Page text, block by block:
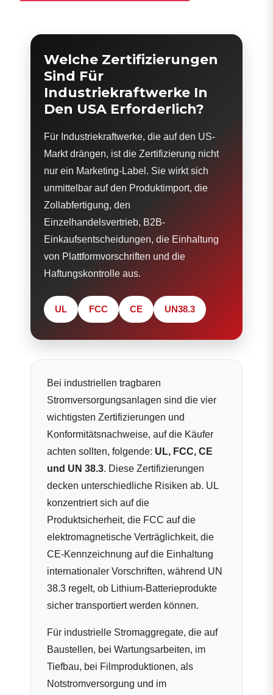
Welche Zertifizierungen
Sind Für
Industriekraftwerke In
Den USA Erforderlich?
Für Industriekraftwerke, die auf den US-
Markt drängen, ist die Zertifizierung nicht
nur ein Marketing-Label. Sie wirkt sich
unmittelbar auf den Produktimport, die
Zollabfertigung, den
Einzelhandelsvertrieb, B2B-
Einkaufsentscheidungen, die Einhaltung
von Plattformvorschriften und die
Haftungskontrolle aus.
UL FCC CE UN38.3
Bei industriellen tragbaren
Stromversorgungsanlagen sind die vier
wichtigsten Zertifizierungen und
Konformitätsnachweise, auf die Käufer
achten sollten, folgende: UL, FCC, CE
und UN 38.3. Diese Zertifizierungen
decken unterschiedliche Risiken ab. UL
konzentriert sich auf die
Produktsicherheit, die FCC auf die
elektromagnetische Verträglichkeit, die
CE-Kennzeichnung auf die Einhaltung
internationaler Vorschriften, während UN
38.3 regelt, ob Lithium-Batterieprodukte
sicher transportiert werden können.
Für industrielle Stromaggregate, die auf
Baustellen, bei Wartungsarbeiten, im
Tiefbau, bei Filmproduktionen, als
Notstromversorgung und im